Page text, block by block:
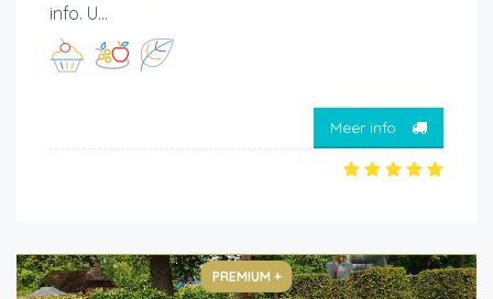
info. U...
Meer info
PREMIUM +